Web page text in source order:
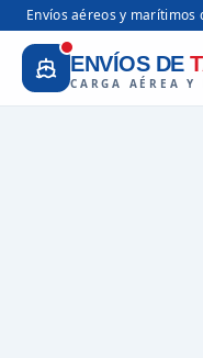
Envíos aéreos y marítimos
ENVÍOS DE
CARGA AÉREA